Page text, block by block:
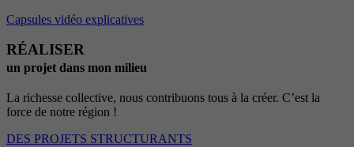
Capsules vidéo explicatives
RÉALISER
un projet dans mon milieu
La richesse collective, nous contribuons tous à la créer. C’est la
force de notre région !
DES PROJETS STRUCTURANTS